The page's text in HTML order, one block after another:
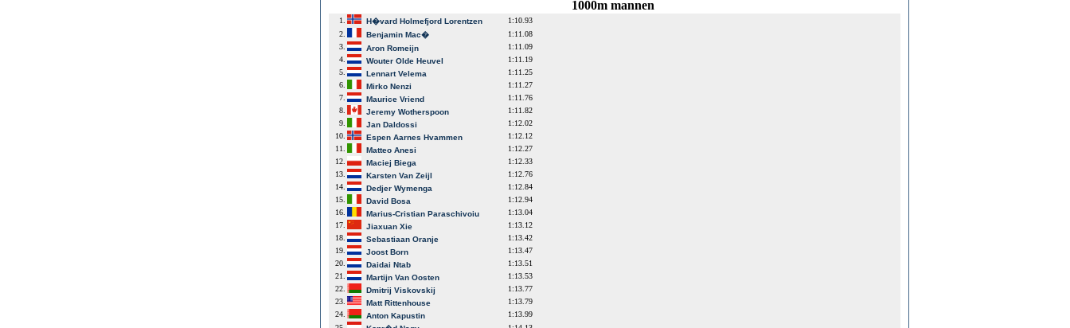
1000m mannen
1. H�vard Holmefjord Lorentzen
1:10.93
2.
Benjamin Mac�
1:11.08
3.
Aron Romeijn
1:11.09
4.
Wouter Olde Heuvel
1:11.19
5.
Lennart Velema
1:11.25
6.
Mirko Nenzi
1:11.27
7.
Maurice Vriend
1:11.76
8.
Jeremy Wotherspoon
1:11.82
9.
Jan Daldossi
1:12.02
10.
Espen Aarnes Hvammen
1:12.12
11.
Matteo Anesi
1:12.27
12.
Maciej Biega
1:12.33
13.
Karsten Van Zeijl
1:12.76
14.
Dedjer Wymenga
1:12.84
15.
David Bosa
1:12.94
16.
Marius-Cristian Paraschivoiu
1:13.04
17.
Jiaxuan Xie
1:13.12
18.
Sebastiaan Oranje
1:13.42
19.
Joost Born
1:13.47
20.
Daidai Ntab
1:13.51
21.
Martijn Van Oosten
1:13.53
22.
Dmitrij Viskovskij
1:13.77
23.
Matt Rittenhouse
1:13.79
24.
Anton Kapustin
1:13.99